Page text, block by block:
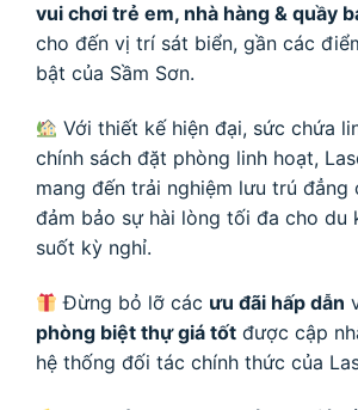
vui chơi trẻ em, nhà hàng & quầy
cho đến vị trí sát biển, gần các
bật của Sầm Sơn.
Với thiết kế hiện đại, sức chứa
chính sách đặt phòng linh hoạt,
mang đến trải nghiệm lưu trú đẳng
đảm bảo sự hài lòng tối đa cho du
suốt kỳ nghỉ.
Đừng bỏ lỡ các ưu đãi hấp dẫn
phòng biệt thự giá tốt được cập
hệ thống đối tác chính thức của